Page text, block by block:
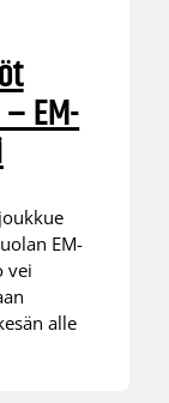
EM-
EM-
vei
alle